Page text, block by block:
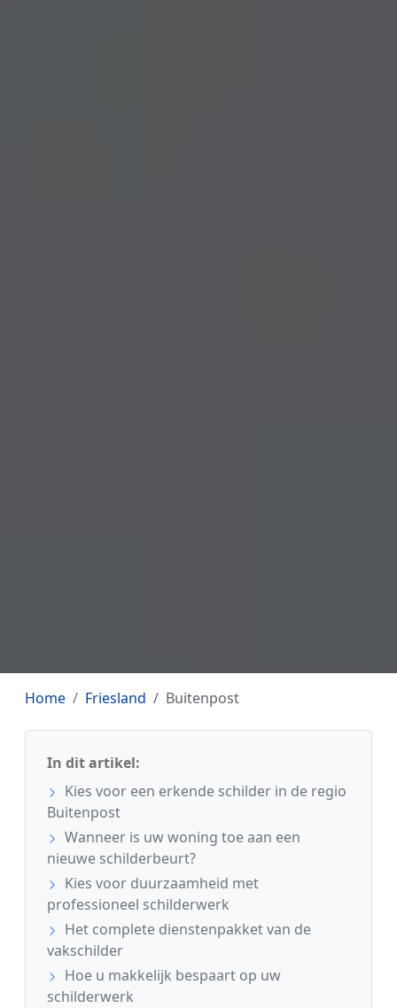
Home Friesland Buitenpost
In dit artikel:
Kies voor een erkende schilder in de regio
Buitenpost
Wanneer is uw woning toe aan een
nieuwe schilderbeurt?
Kies voor duurzaamheid met
professioneel schilderwerk
Het complete dienstenpakket van de
vakschilder
Hoe u makkelijk bespaart op uw
schilderwerk